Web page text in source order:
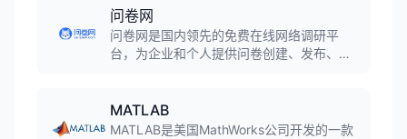
据导入、统计分析、曲线拟合、信号处理等
功能，广泛应用于物理学、化学、生物学、
工程等领域。
问卷网
问卷网是国内领先的免费在线网络调研平
台，为企业和个人提供问卷创建、发布、管
+模板，覆盖问卷调查、考试测评、投票评选
等多个场景。
MATLAB
MATLAB是美国MathWorks公司开发的一款